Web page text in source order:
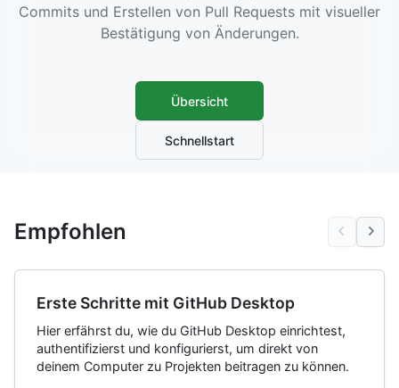
Commits und Erstellen von Pull Requests mit visueller
Bestätigung von Änderungen.
Übersicht
Schnellstart
Empfohlen
Erste Schritte mit GitHub Desktop
Hier erfährst du, wie du GitHub Desktop einrichtest,
authentifizierst und konfigurierst, um direkt von
deinem Computer zu Projekten beitragen zu können.